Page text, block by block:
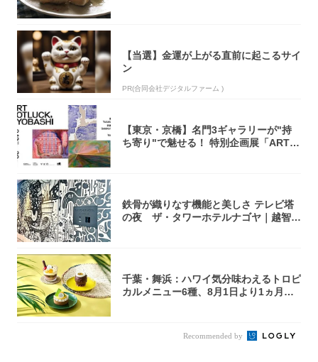
【当選】金運が上がる直前に起こるサイ
ン
PR(合同会社デジタルファーム )
【東京・京橋】名門3ギャラリーが"持
ち寄り"で魅せる！ 特別企画展「ART P
鉄骨が織りなす機能と美しさ テレビ塔
の夜 ザ・タワーホテルナゴヤ｜越智月
千葉・舞浜：ハワイ気分味わえるトロピ
カルメニュー6種、8月1日より1ヵ月限
Recommended by